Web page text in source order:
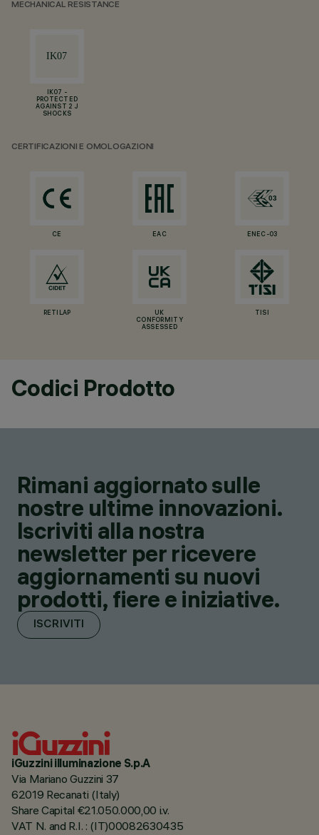
MECHANICAL RESISTANCE
IK07 -
PROTECTED
AGAINST 2 J
SHOCKS
CERTIFICAZIONI E OMOLOGAZIONI
CE EAC ENEC-03
RETILAP
UK
CONFORMITY
ASSESSED
TISI
Codici Prodotto
Rimani aggiornato sulle
nostre ultime innovazioni.
Iscriviti alla nostra
newsletter per ricevere
aggiornamenti su nuovi
prodotti, fiere e iniziative.
ISCRIVITI
iGuzzini illuminazione S.p.A
Via Mariano Guzzini 37
62019 Recanati (Italy)
Share Capital €21.050.000,00 i.v.
VAT N. and R.I. : (IT)00082630435